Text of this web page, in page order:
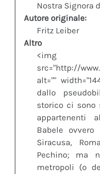
Nostra Signora
Autore originale:
Fritz Leiber
Altro
<img
src="http://
alt=""
dallo
storico ci sono
appartenenti
Babele ovvero
Siracusa,
Pechino; ma
metropoli (o